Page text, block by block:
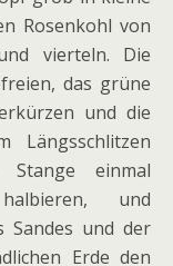
Rosenkohl von
vierteln. Die
das grüne
und die
Längsschlitzen
einmal
und
Sandes und der
Erde den